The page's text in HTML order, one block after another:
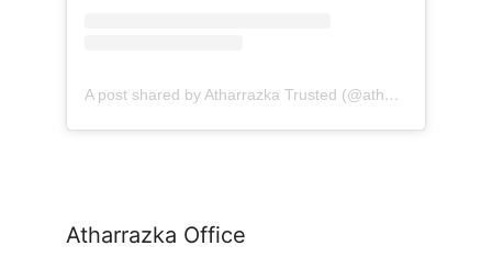
A post shared by Atharrazka Trusted (@atharrazka.agency)
Atharrazka Office